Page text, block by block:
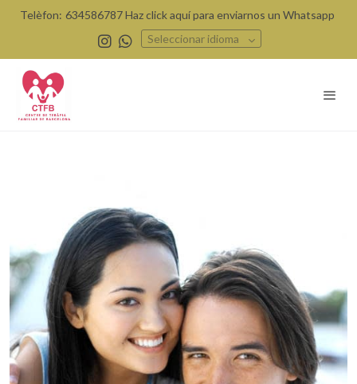
Telèfon: 634586787 Haz click aquí para enviarnos un Whatsapp
Seleccionar idioma